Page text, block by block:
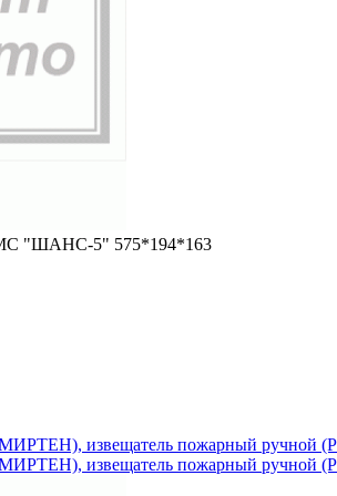
"ШАНС-5" 575*194*163
извещатель пожарный ручной
извещатель пожарный ручной